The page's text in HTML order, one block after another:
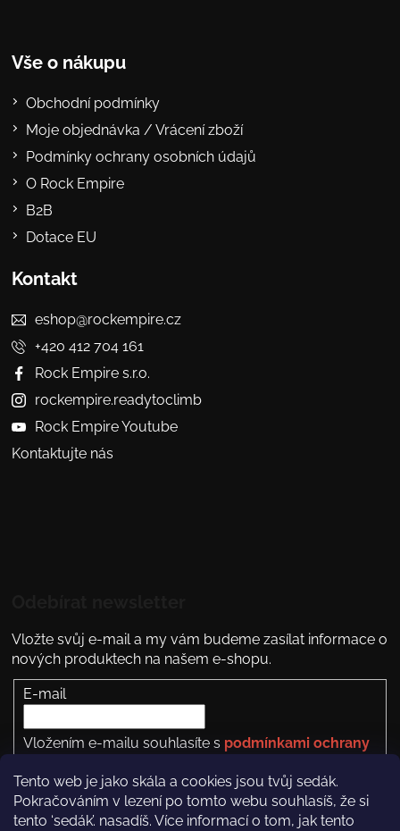
Tento web je jako skála a cookies jsou tvůj sedák.
Pokračováním v lezení po tomto webu souhlasíš, že si
tento ‘sedák’. nasadíš. Více informací o tom, jak tento
Vše o nákupu
Obchodní podmínky
Moje objednávka / Vrácení zboží
Podmínky ochrany osobních údajů
O Rock Empire
B2B
Dotace EU
Kontakt
eshop@rockempire.cz
+420 412 704 161
Rock Empire s.r.o.
rockempire.readytoclimb
Rock Empire Youtube
Kontaktujte nás
Vložte svůj e-mail a my vám budeme zasílat informace o
nových produktech na našem e-shopu.
E-mail
Vložením e-mailu souhlasíte s podmínkami ochrany
PŘIHLÁSIT SE